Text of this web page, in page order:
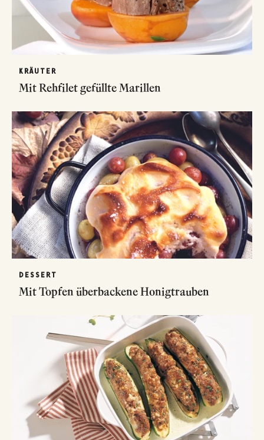
KRÄUTER
Mit Rehfilet gefüllte Marillen
DESSERT
Mit Topfen überbackene Honigtrauben